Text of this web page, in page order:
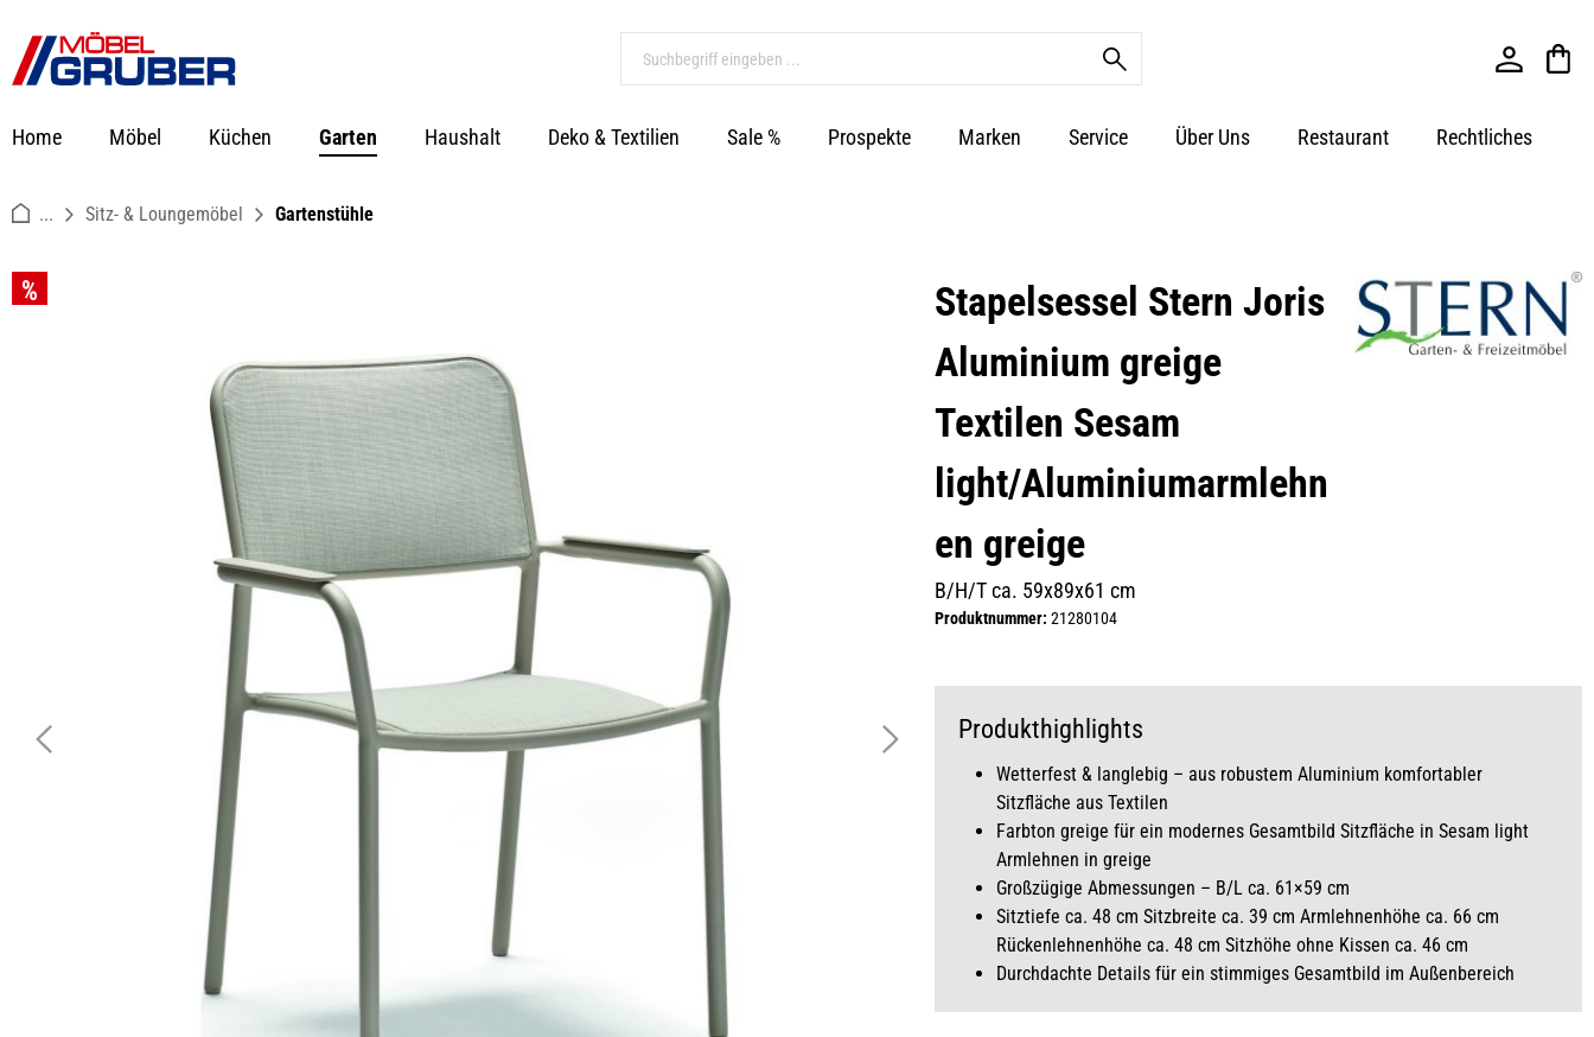
Zur Hauptnavigation springen
Home Möbel Küchen Garten Haushalt Deko & Textilien Sale % Prospekte Marken Service Über Uns Restaurant Rechtliches
... Sitz- & Loungemöbel Gartenstühle
Bildergalerie überspringen
Stapelsessel Stern Joris
Aluminium greige
Textilen Sesam
light/Aluminiumarmlehn
en greige
B/H/T ca. 59x89x61 cm
Produktnummer:21280104
Produkthighlights
Wetterfest & langlebig – aus robustem Aluminium komfortabler
Sitzfläche aus Textilen
Farbton greige für ein modernes Gesamtbild Sitzfläche in Sesam light
Armlehnen in greige
Großzügige Abmessungen – B/L ca. 61×59 cm
Sitztiefe ca. 48 cm Sitzbreite ca. 39 cm Armlehnenhöhe ca. 66 cm
Rückenlehnenhöhe ca. 48 cm Sitzhöhe ohne Kissen ca. 46 cm
Durchdachte Details für ein stimmiges Gesamtbild im Außenbereich